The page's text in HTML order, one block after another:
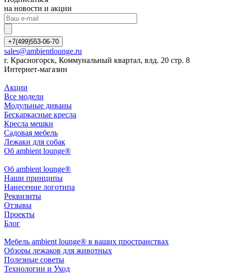
на новости и акции
+7(499)553-06-70
sales@ambientlounge.ru
г. Красногорск, Коммунальный квартал, влд. 20 стр. 8
Интернет-магазин
Акции
Все модели
Модульные диваны
Бескаркасные кресла
Кресла мешки
Садовая мебель
Лежаки для собак
Об ambient lounge®
Oб ambient lounge®
Наши принципы
Нанесение логотипа
Реквизиты
Отзывы
Проекты
Блог
Мебель ambient lounge® в ваших пространствах
Обзоры лежаков для животных
Полезные советы
Технологии и Уход